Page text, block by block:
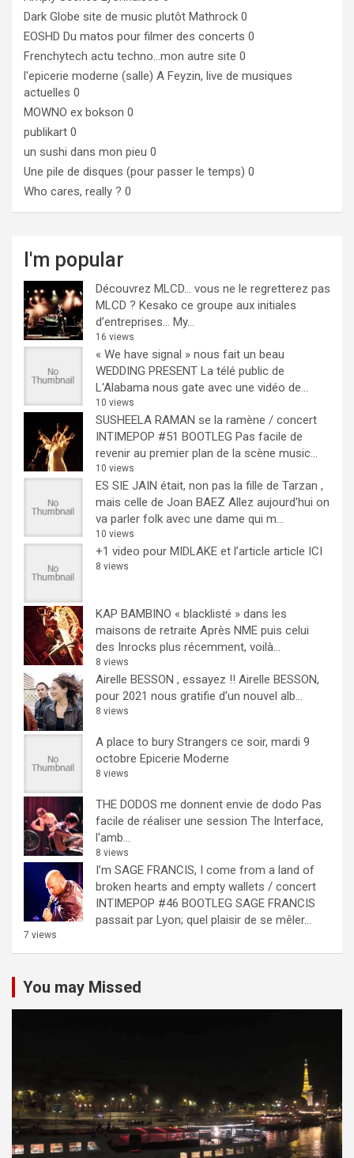
Dark Globe site de music plutôt Mathrock 0
EOSHD Du matos pour filmer des concerts 0
Frenchytech actu techno…mon autre site 0
l'epicerie moderne (salle) A Feyzin, live de musiques
actuelles 0
MOWNO ex bokson 0
publikart 0
un sushi dans mon pieu 0
Une pile de disques (pour passer le temps) 0
Who cares, really ? 0
I'm popular
Découvrez MLCD… vous ne le regretterez pas
MLCD ? Kesako ce groupe aux initiales
d’entreprises… My...
16 views
« We have signal » nous fait un beau
WEDDING PRESENT La télé public de
L'Alabama nous gate avec une vidéo de...
10 views
SUSHEELA RAMAN se la ramène / concert
INTIMEPOP #51 BOOTLEG Pas facile de
revenir au premier plan de la scène music...
10 views
ES SIE JAIN était, non pas la fille de Tarzan ,
mais celle de Joan BAEZ Allez aujourd'hui on
va parler folk avec une dame qui m...
10 views
+1 video pour MIDLAKE et l’article article ICI
8 views
KAP BAMBINO « blacklisté » dans les
maisons de retraite Après NME puis celui
des Inrocks plus récemment, voilà...
8 views
Airelle BESSON , essayez !! Airelle BESSON,
pour 2021 nous gratifie d'un nouvel alb...
8 views
A place to bury Strangers ce soir, mardi 9
octobre Epicerie Moderne
8 views
THE DODOS me donnent envie de dodo Pas
facile de réaliser une session The Interface,
l'amb...
8 views
I’m SAGE FRANCIS, I come from a land of
broken hearts and empty wallets / concert
INTIMEPOP #46 BOOTLEG SAGE FRANCIS
passait par Lyon; quel plaisir de se mêler...
7 views
You may Missed